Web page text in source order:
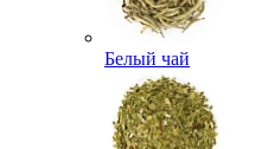
Белый чай